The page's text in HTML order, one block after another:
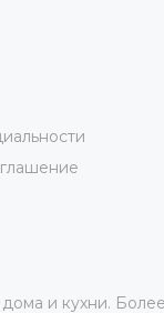
дома и кухни.